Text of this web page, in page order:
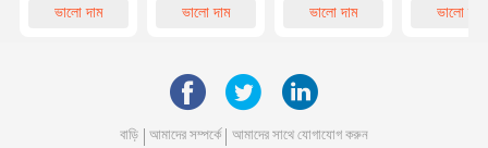
দামের সাথে চমৎকার
ভালো দাম
হেলি 50 5 টন
ভালো দাম
হাইড্রোলিক সিস্টেম
ভালো দাম
ডিজেল ফর্কলিফ্ট
ভালো দাম
বাড়ি আমাদের সম্পর্কে আমাদের সাথে যোগাযোগ করুন